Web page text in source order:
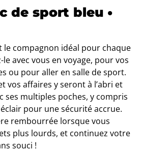
de sport bleu •
le compagnon idéal pour chaque
avec vous en voyage, pour vos
ou pour aller en salle de sport.
vos affaires y seront à l’abri et
ses multiples poches, y compris
pour une sécurité accrue.
rembourrée lorsque vous
plus lourds, et continuez votre
souci !